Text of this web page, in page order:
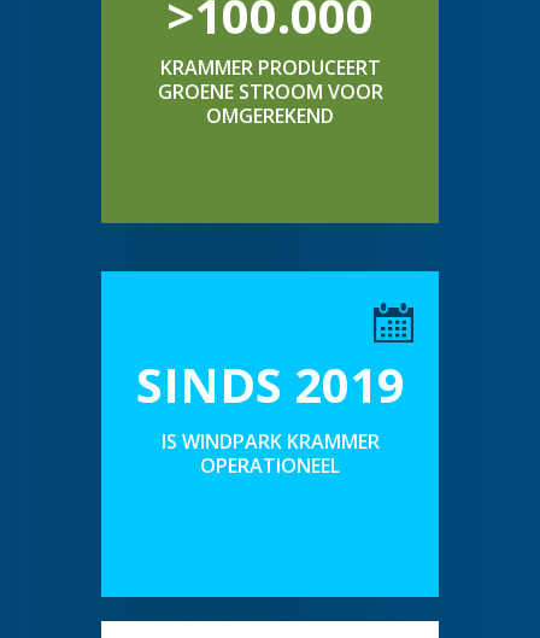
>100.000
KRAMMER PRODUCEERT
GROENE STROOM VOOR
OMGEREKEND
SINDS 2019
IS WINDPARK KRAMMER
OPERATIONEEL